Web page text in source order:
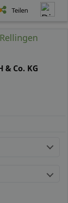
Teilen
& Co. KG